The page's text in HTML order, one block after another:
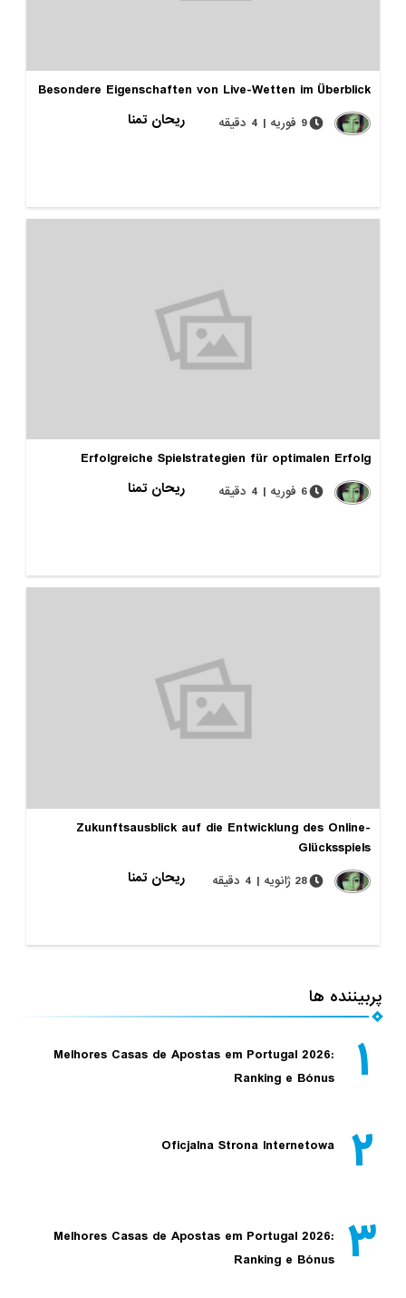
Besondere Eigenschaften von Live-Wetten im Überblick
ریحان تمنا
9 فوریه | 4 دقیقه
Erfolgreiche Spielstrategien für optimalen Erfolg
ریحان تمنا
6 فوریه | 4 دقیقه
Zukunftsausblick auf die Entwicklung des Online-
Glücksspiels
ریحان تمنا
28 ژانویه | 4 دقیقه
پربیننده ها
۱
Melhores Casas de Apostas em Portugal 2026:
Ranking e Bónus
۲ Oficjalna Strona Internetowa
۳
Melhores Casas de Apostas em Portugal 2026:
Ranking e Bónus